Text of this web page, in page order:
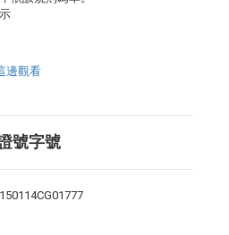
邊觀看
號字號